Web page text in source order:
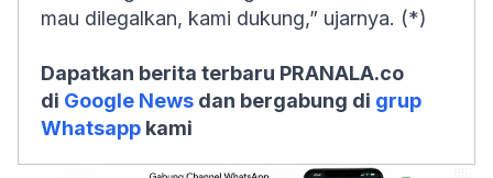
mau dilegalkan, kami dukung,” ujarnya. (*)
Dapatkan berita terbaru PRANALA.co
di Google News dan bergabung di grup
Whatsapp kami